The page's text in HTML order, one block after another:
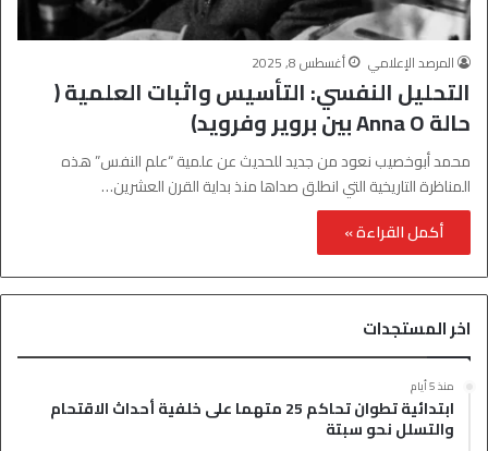
المرصد الإعلامي أغسطس 8, 2025
التحليل النفسي: التأسيس واثبات العلمية (
حالة Anna O بين بروير وفرويد)
محمد أبوخصيب نعود من جديد للحديث عن علمية “علم النفس” هذه
المناظرة التاريخية التي انطلق صداها منذ بداية القرن العشرين…
أكمل القراءة »
اخر المستجدات
منذ 5 أيام
ابتدائية تطوان تحاكم 25 متهما على خلفية أحداث الاقتحام
والتسلل نحو سبتة